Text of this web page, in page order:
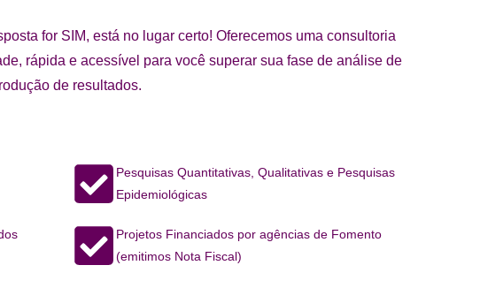
for SIM, está no lugar certo! Oferecemos uma consultoria
rápida e acessível para você superar sua fase de análise de
de resultados.
Pesquisas Quantitativas, Qualitativas e Pesquisas
Epidemiológicas
Projetos Financiados por agências de Fomento
(emitimos Nota Fiscal)